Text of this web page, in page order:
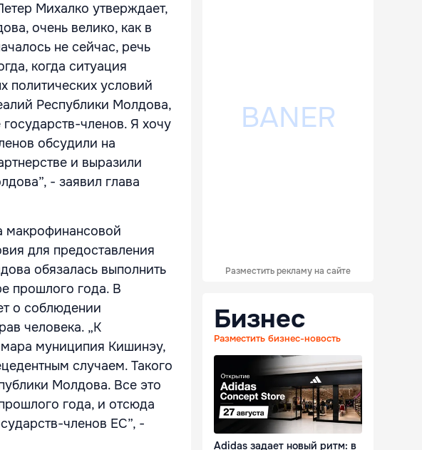
Михалко утверждает,
очень велико, как в
не сейчас, речь
когда ситуация
политических условий
Республики Молдова,
членов. Я хочу
обсудили на
и выразили
- заявил глава
макрофинансовой
для предоставления
обязалась выполнить
прошлого года. В
о соблюдении
человека. „К
муниципия Кишинэу,
случаем. Такого
Молдова. Все это
года, и отсюда
членов ЕС”, -
Разместить рекламу на сайте
Бизнес
Разместить бизнес-новость
Adidas задает новый ритм: в